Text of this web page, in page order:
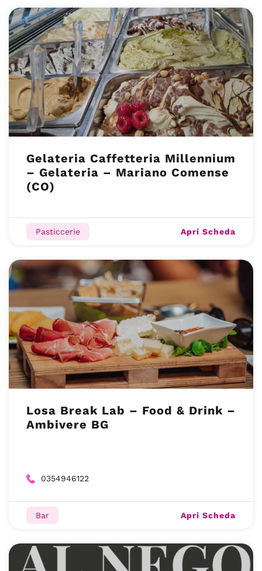
Gelateria Caffetteria Millennium
– Gelateria – Mariano Comense
(CO)
Pasticcerie Apri Scheda
Losa Break Lab – Food & Drink –
Ambivere BG
0354946122
Bar Apri Scheda